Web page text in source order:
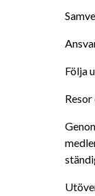
Följa